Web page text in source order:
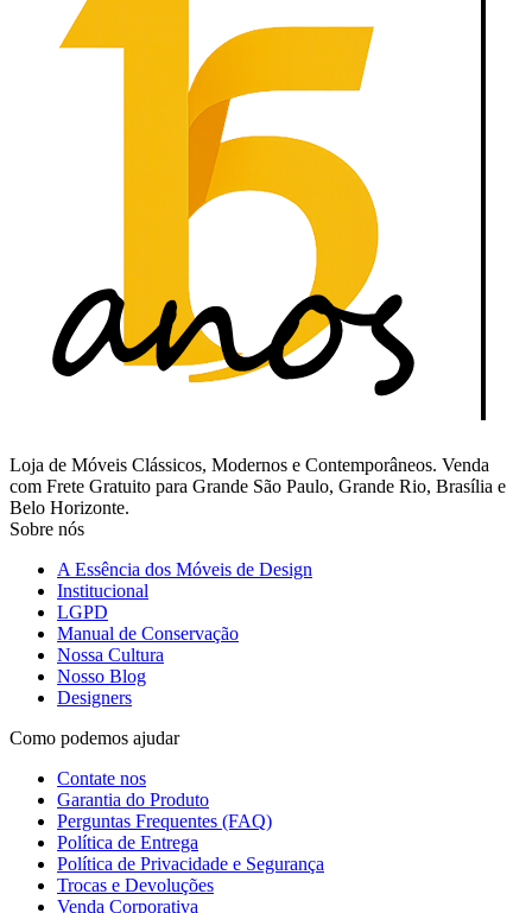
Loja de Móveis Clássicos, Modernos e Contemporâneos. Venda
com Frete Gratuito para Grande São Paulo, Grande Rio, Brasília e
Belo Horizonte.
Sobre nós
A Essência dos Móveis de Design
Institucional
LGPD
Manual de Conservação
Nossa Cultura
Nosso Blog
Designers
Como podemos ajudar
Contate nos
Garantia do Produto
Perguntas Frequentes (FAQ)
Política de Entrega
Política de Privacidade e Segurança
Trocas e Devoluções
Venda Corporativa